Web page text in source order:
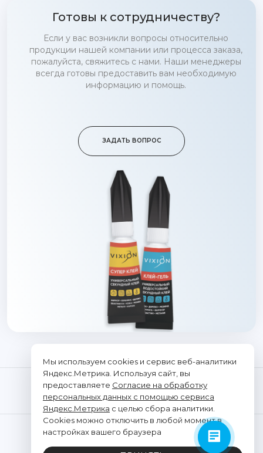
Готовы к сотрудничеству?
Если у вас возникли вопросы относительно
продукции нашей компании или процесса заказа,
пожалуйста, свяжитесь с нами. Наши менеджеры
всегда готовы предоставить вам необходимую
информацию и помощь.
ЗАДАТЬ ВОПРОС
© "Vixion", 2026. Все права защищены
Мы используем cookies и сервис веб-аналитики
Яндекс.Метрика. Используя сайт, вы
предоставляете Согласие на обработку
персональных данных с помощью сервиса
Яндекс.Метрика с целью сбора аналитики.
Cookies можно отключить в любой момент в
настройках вашего браузера